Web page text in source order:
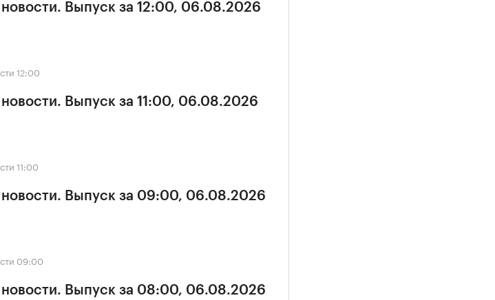
новости. Выпуск за 12:00, 06.08.2026
12:00
новости. Выпуск за 11:00, 06.08.2026
11:00
новости. Выпуск за 09:00, 06.08.2026
09:00
новости. Выпуск за 08:00, 06.08.2026